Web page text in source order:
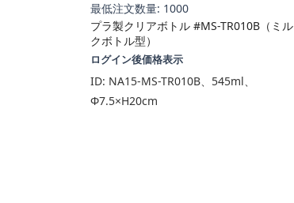
最低注文数量: 1000
プラ製クリアボトル #MS-TR010B（ミル
クボトル型）
ログイン後価格表示
ID: NA15-MS-TR010B、545ml、
Φ7.5×H20cm